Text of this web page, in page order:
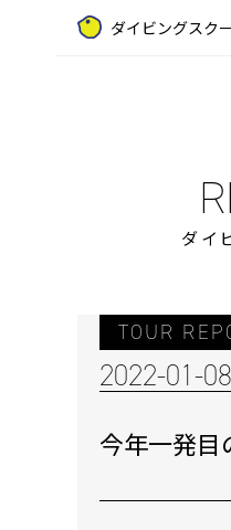
ダイビングスク
ダイ
TOUR
2022-01-
今年一発目